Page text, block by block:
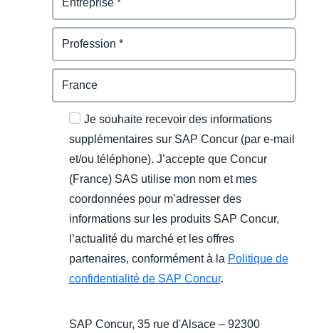
Je souhaite recevoir des informations
supplémentaires sur SAP Concur (par e-mail
et/ou téléphone). J’accepte que Concur
(France) SAS utilise mon nom et mes
coordonnées pour m’adresser des
informations sur les produits SAP Concur,
l’actualité du marché et les offres
partenaires, conformément à la Politique de
confidentialité de SAP Concur.
SAP Concur, 35 rue d'Alsace – 92300